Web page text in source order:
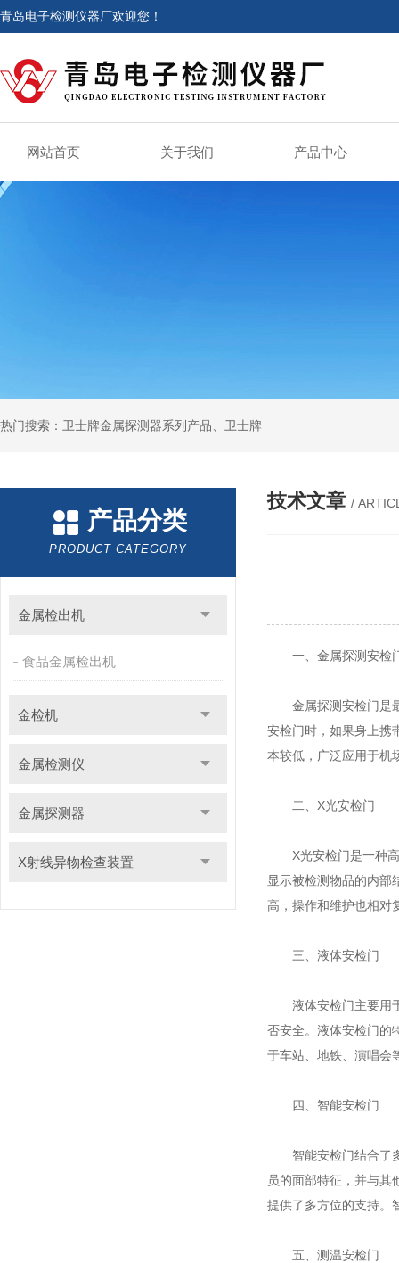
青岛电子检测仪器厂欢迎您！
网站首页 关于我们 产品中心
热门搜索：卫士牌金属探测器系列产品、卫士牌
产品分类
PRODUCT CATEGORY
金属检出机
食品金属检出机
金检机
金属检测仪
金属探测器
X射线异物检查装置
技术文章 /
一、金属探测安检
金属探测安检门是最
安检门时，如果身上携
本较低，广泛应用于机
二、X光安检门
X光安检门是一种高
显示被检测物品的内部
高，操作和维护也相对
三、液体安检门
液体安检门主要用于
否安全。液体安检门的
于车站、地铁、演唱会
四、智能安检门
智能安检门结合了多
员的面部特征，并与其
提供了多方位的支持。
五、测温安检门